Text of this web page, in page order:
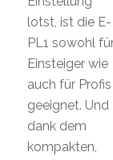
lotst, ist die E-
PL1 sowohl
Einsteiger wie
auch für Profis
geeignet. Und
dank dem
kompakten,